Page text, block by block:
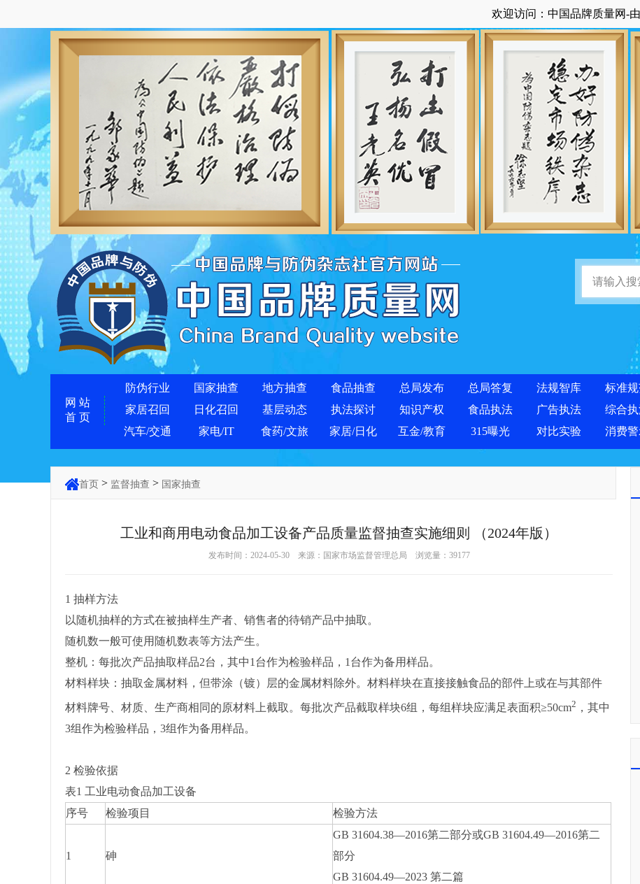
欢迎访问：中国品牌质量网-由中国防
网 站
首 页
防伪行业 国家抽查 地方抽查 食品抽查 总局发布 总局答复 法规智库 标准
家居召回
日化召回 基层动态 执法探讨 知识产权 食品执法 广告执法 综合
汽车/交通
家电/IT 食药/文旅 家居/日化 互金/教育 315曝光 对比实验 消费
首页 > 监督抽查 > 国家抽查
工业和商用电动食品加工设备产品质量监督抽查实施细则 （2024年版）
发布时间：2024-05-30 来源： 国家市场监督管理总局 浏览量： 39177
1 抽样方法
以随机抽样的方式在被抽样生产者、销售者的待销产品中抽取。
随机数一般可使用随机数表等方法产生。
整机：每批次产品抽取样品2台，其中1台作为检验样品，1台作为备用样品。
材料样块：抽取金属材料，但带涂（镀）层的金属材料除外。材料样块在直接接触食品的部件上或在与其部件
材料牌号、材质、生产商相同的原材料上截取。每批次产品截取样块6组，每组样块应满足表面积≥50cm2 ，其中
3组作为检验样品，3组作为备用样品。
2 检验依据
表1 工业电动食品加工设备
序号
检验项目 检验方法
1 砷
GB 31604.38—2016第二部分或GB 31604.49—2016第二
部分
GB 31604.49—2023 第二篇